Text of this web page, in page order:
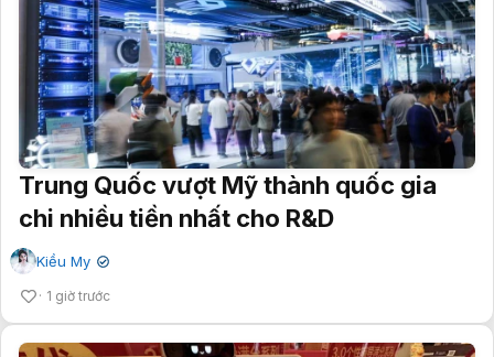
Trung Quốc vượt Mỹ thành quốc gia
chi nhiều tiền nhất cho R&D
Kiều My ✔
1 giờ trước